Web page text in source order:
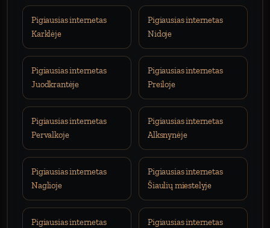
Pigiausias internetas
Karklėje
Pigiausias internetas
Nidoje
Pigiausias internetas
Juodkrantėje
Pigiausias internetas
Preiloje
Pigiausias internetas
Pervalkoje
Pigiausias internetas
Alksnynėje
Pigiausias internetas
Naglioje
Pigiausias internetas
Šiaulių miestelyje
Pigiausias internetas
Pigiausias internetas